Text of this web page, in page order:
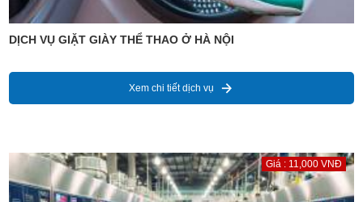
DỊCH VỤ GIẶT GIÀY THỂ THAO Ở HÀ NỘI
Xem chi tiết dịch vụ
Giá : 11,000 VNĐ